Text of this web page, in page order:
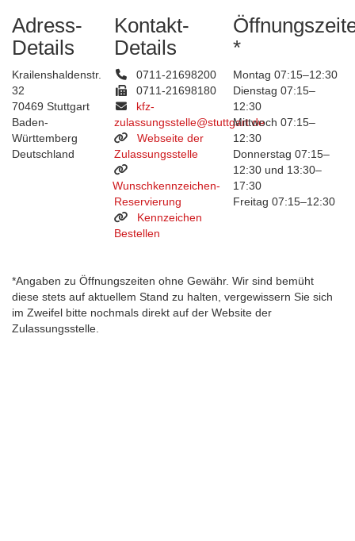
Adress-
Details
Krailenshaldenstr.
32
70469 Stuttgart
Baden-
Württemberg
Deutschland
Kontakt-
Details
0711-21698200
0711-21698180
kfz-
zulassungsstelle@stuttgart.de
Webseite der
Zulassungsstelle
Wunschkennzeichen-
Reservierung
Kennzeichen
Bestellen
*
Montag 07:15–12:30
Dienstag 07:15–
12:30
Mittwoch 07:15–
12:30
Donnerstag 07:15–
12:30 und 13:30–
17:30
Freitag 07:15–12:30
*Angaben zu Öffnungszeiten ohne Gewähr. Wir sind bemüht
diese stets auf aktuellem Stand zu halten, vergewissern Sie sich
im Zweifel bitte nochmals direkt auf der Website der
Zulassungsstelle.